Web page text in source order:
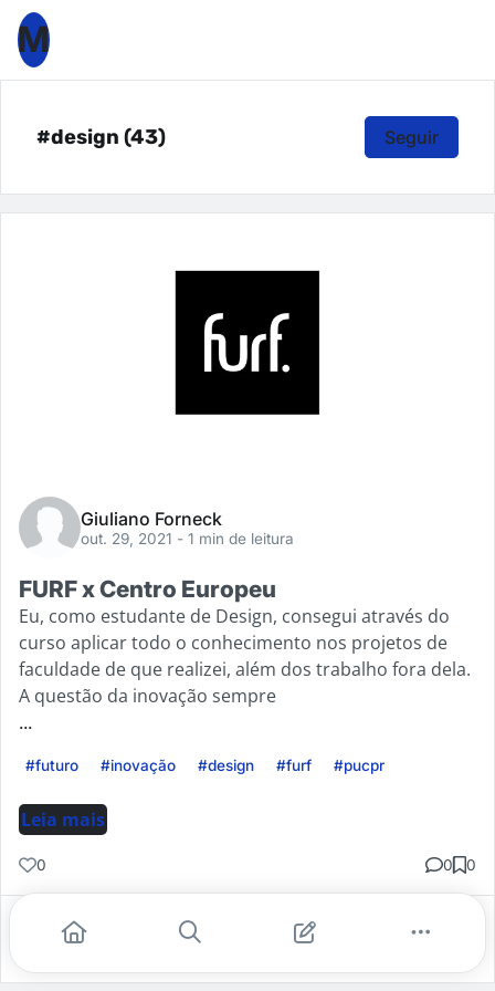
M
#design (43) Seguir
Giuliano Forneck
out. 29, 2021 - 1 min de leitura
FURF x Centro Europeu
Eu, como estudante de Design, consegui através do
curso aplicar todo o conhecimento nos projetos de
faculdade de que realizei, além dos trabalho fora dela.
A questão da inovação sempre
...
#futuro #inovação #design #furf #pucpr
Leia mais
0 0 0